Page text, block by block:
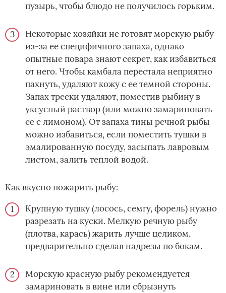
пузырь, чтобы блюдо не получилось горьким.
Некоторые хозяйки не готовят морскую рыбу
из-за ее специфичного запаха, однако
опытные повара знают секрет, как избавиться
от него. Чтобы камбала перестала неприятно
пахнуть, удаляют кожу с ее темной стороны.
Запах трески удаляют, поместив рыбину в
уксусный раствор (или можно замариновать
ее с лимоном). От запаха тины речной рыбы
можно избавиться, если поместить тушки в
эмалированную посуду, засыпать лавровым
листом, залить теплой водой.
Как вкусно пожарить рыбу:
Крупную тушку (лосось, семгу, форель) нужно
разрезать на куски. Мелкую речную рыбу
(плотва, карась) жарить лучше целиком,
предварительно сделав надрезы по бокам.
Морскую красную рыбу рекомендуется
замариновать в вине или сбрызнуть